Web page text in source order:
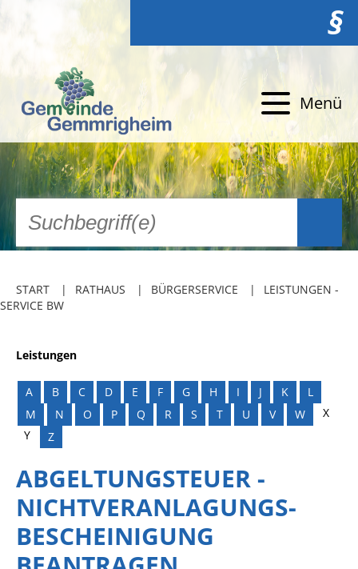
§
Menü
START RATHAUS BÜRGERSERVICE
LEISTUNGEN -
SERVICE BW
Leistungen
A B C D E F G H I J K
L
M
N O P Q R S T U V W
X
Y
Z
ABGELTUNGSTEUER -
NICHTVERANLAGUNGS-
BESCHEINIGUNG